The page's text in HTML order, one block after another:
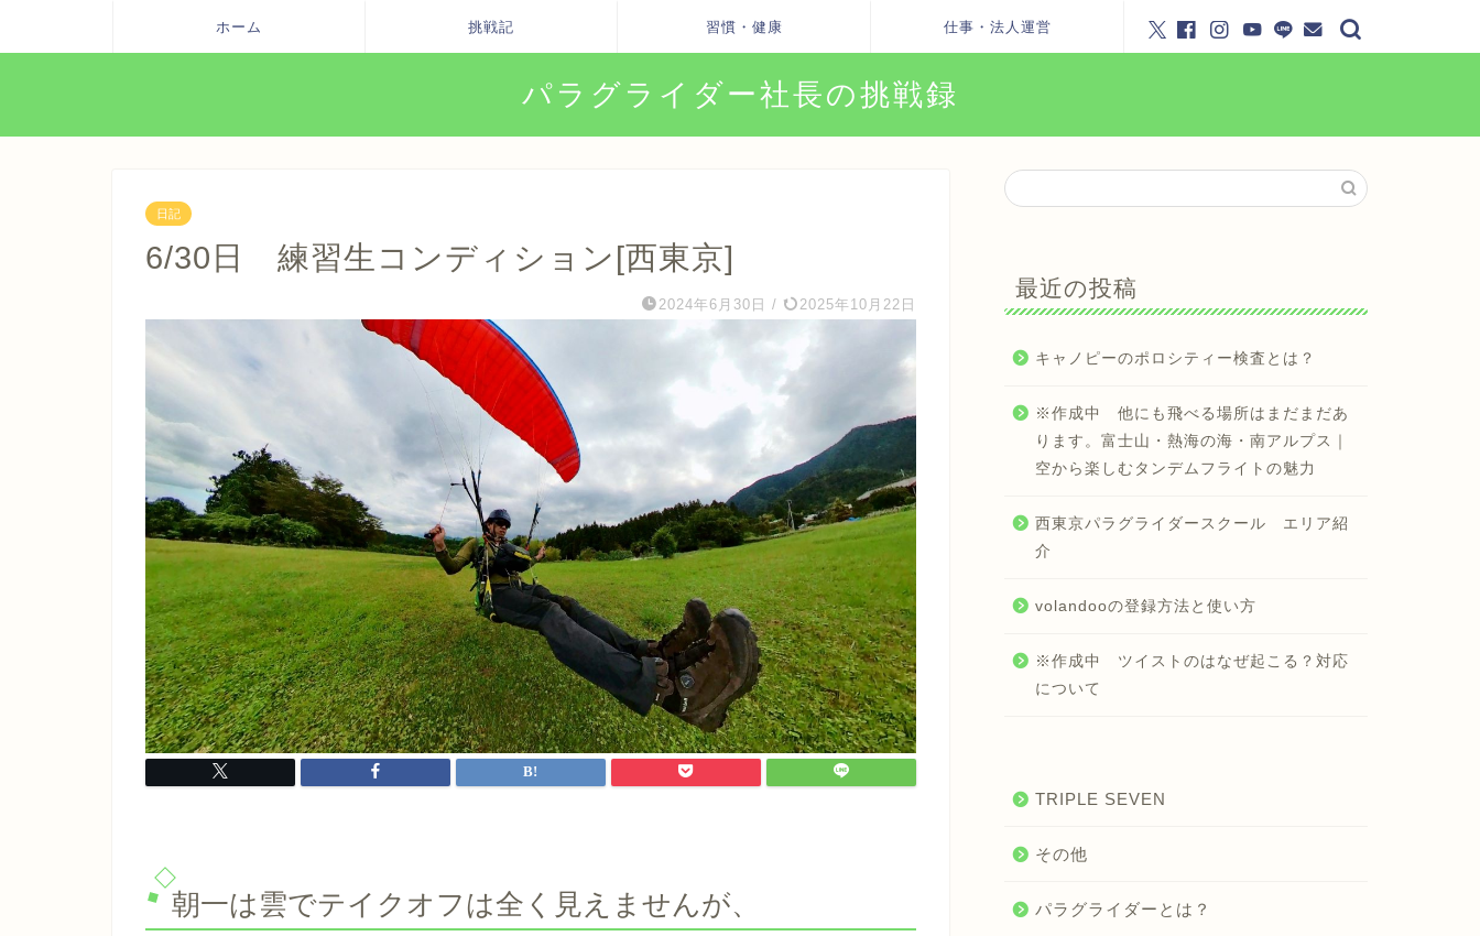
ホーム 挑戦記 習慣・健康 仕事・法人運営
パラグライダー社長の挑戦録
日記
6/30日 練習生コンディション[西東京]
2024年6月30日 / 2025年10月22日
朝一は雲でテイクオフは全く見えませんが、
最近の投稿
キャノピーのポロシティー検査とは？
※作成中 他にも飛べる場所はまだまだあ
ります。富士山・熱海の海・南アルプス｜
空から楽しむタンデムフライトの魅力
西東京パラグライダースクール エリア紹
介
volandooの登録方法と使い方
※作成中 ツイストのはなぜ起こる？対応
について
TRIPLE SEVEN
その他
パラグライダーとは？